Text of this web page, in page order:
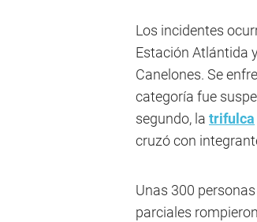
Los incidentes
Estación Atlántida
Canelones. Se
categoría fue
segundo, la trifulca
cruzó con
Unas 300
parciales